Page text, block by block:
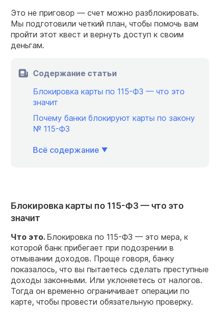
Это не приговор — счет можно разблокировать.
Мы подготовили четкий план, чтобы помочь вам
пройти этот квест и вернуть доступ к своим
деньгам.
Содержание статьи
Блокировка карты по 115-ФЗ — что это
значит
Почему банки блокируют карты по закону
№ 115-ФЗ
Всё содержание
Блокировка карты по 115-ФЗ — что это
значит
Что это. Блокировка по 115-ФЗ — это мера, к
которой банк прибегает при подозрении в
отмывании доходов. Проще говоря, банку
показалось, что вы пытаетесь сделать преступные
доходы законными. Или уклоняетесь от налогов.
Тогда он временно ограничивает операции по
карте, чтобы провести обязательную проверку.